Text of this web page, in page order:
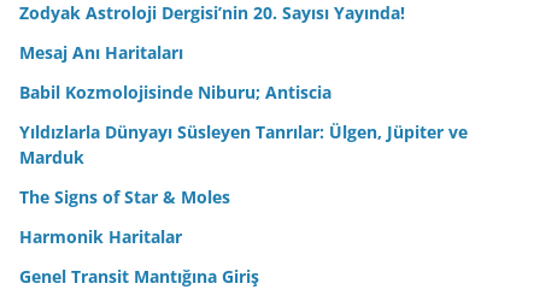
Zodyak Astroloji Dergisi’nin 20. Sayısı Yayında!
Mesaj Anı Haritaları
Babil Kozmolojisinde Niburu; Antiscia
Yıldızlarla Dünyayı Süsleyen Tanrılar: Ülgen, Jüpiter ve
Marduk
The Signs of Star & Moles
Harmonik Haritalar
Genel Transit Mantığına Giriş